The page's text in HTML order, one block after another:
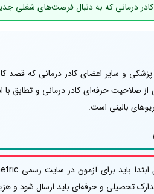
کادر درمانی که به دنبال فرصت‌های شغلی
پزشکی و سایر اعضای کادر درمانی که قصد
از صلاحیت حرفه‌ای کادر درمانی و
بالینی است.
تحصیلی و حرفه‌ای باید ارسال شود و